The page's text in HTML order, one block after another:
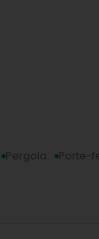
Pergola Porte-